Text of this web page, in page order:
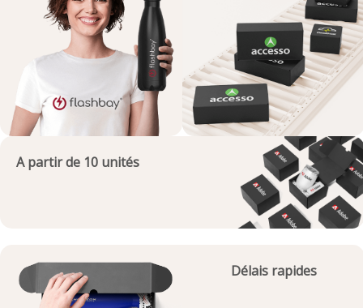
A partir de 10 unités
Délais rapides